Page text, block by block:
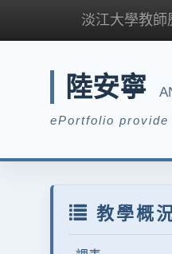
淡江大學教師
陸安寧
ePortfolio provide
教學概